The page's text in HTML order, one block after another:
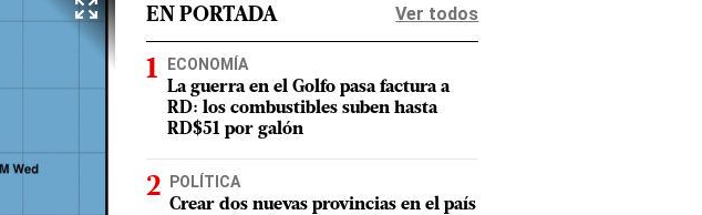
EN PORTADA Ver todos
ECONOMÍA
La guerra en el Golfo pasa factura a
RD: los combustibles suben hasta
RD$51 por galón
POLÍTICA
Crear dos nuevas provincias en el país